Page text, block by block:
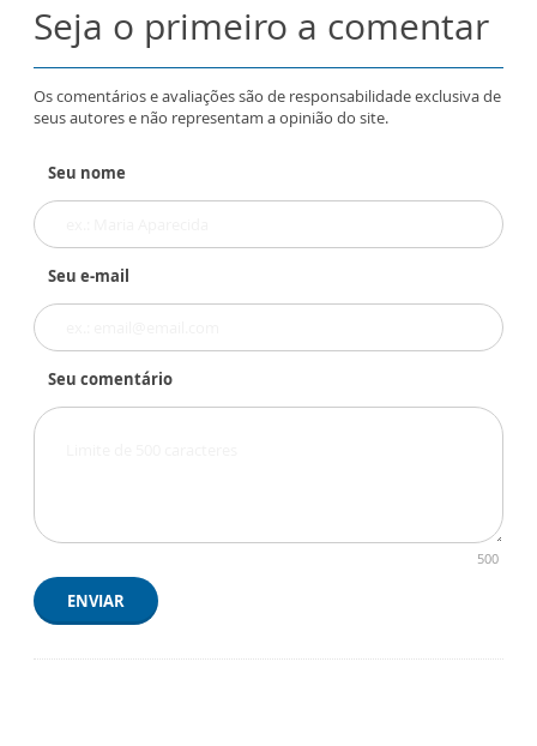
Seja o primeiro a comentar
Os comentários e avaliações são de responsabilidade exclusiva de
seus autores e não representam a opinião do site.
Seu nome
Seu e-mail
Seu comentário
500
ENVIAR